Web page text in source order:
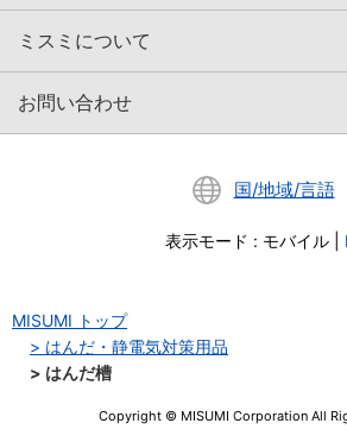
ミスミについて
お問い合わせ
国/地域/言語
表示モード : モバイル
MISUMI トップ
はんだ・静電気対策用品
はんだ槽
Copyright © MISUMI Corporation All